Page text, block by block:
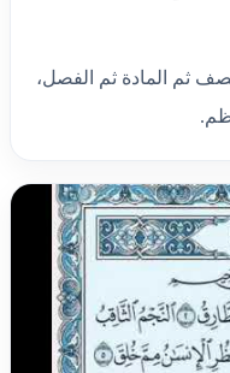
ثم المادة ثم الفصل،